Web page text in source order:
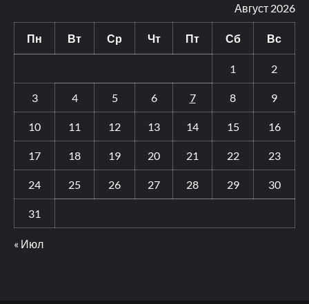
Август 2026
Пн Вт Ср Чт Пт Сб Вс
1 2
3 4 5 6 7 8 9
10 11 12 13 14 15 16
17 18 19 20 21 22 23
24 25 26 27 28 29 30
31
« Июл